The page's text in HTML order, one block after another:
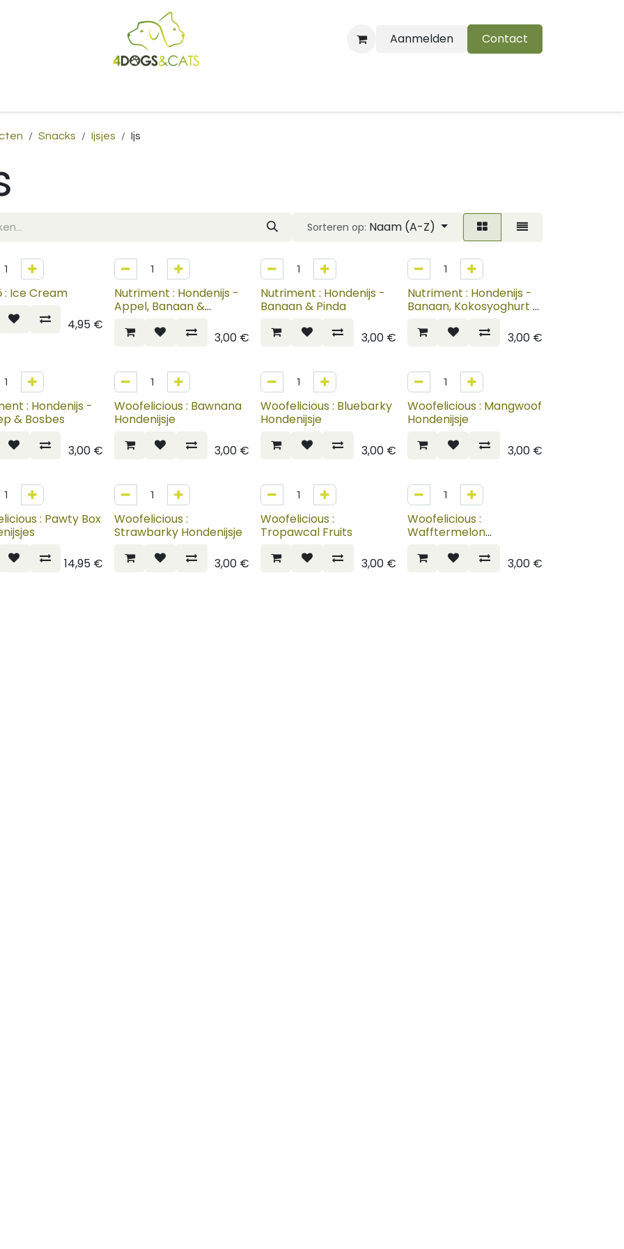
Aanmelden
Contact
Snacks Ijsjes Ijs
Sorteren op: Naam (A-Z)
: Ice Cream
4,95 €
Nutriment : Hondenijs -
Appel, Banaan &
3,00 €
Nutriment : Hondenijs -
Banaan & Pinda
3,00€
Nutriment : Hondenijs -
Banaan, Kokosyoghurt &
3,00€
: Hondenijs -
& Bosbes
3,00 €
Woofelicious : Bawnana
Hondenijsje
3,00 €
Woofelicious : Bluebarky
Hondenijsje
3,00€
Woofelicious : Mangwoof
Hondenijsje
3,00€
: Pawty Box
14,95 €
Woofelicious :
Strawbarky Hondenijsje
3,00 €
NIEUW
Woofelicious :
Tropawcal Fruits
3,00€
Woofelicious :
Wafftermelon
3,00€